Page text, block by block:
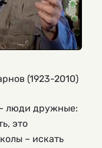
(1923-2010)
люди дружные:
это
– искать